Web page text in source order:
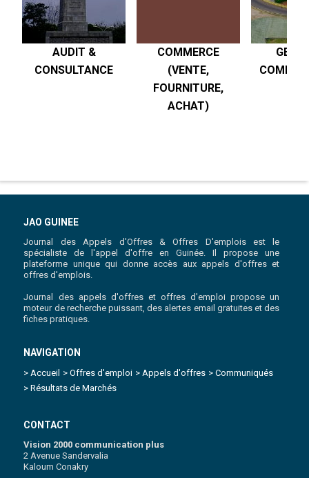
AUDIT &
CONSULTANCE
COMMERCE
(VENTE,
FOURNITURE,
ACHAT)
JAO GUINEE
Journal des Appels d'Offres & Offres D'emplois est le
spécialiste de l'appel d'offre en Guinée. Il propose une
plateforme unique qui donne accès aux appels d'offres et
offres d'emplois.
Journal des appels d'offres et offres d'emploi propose un
moteur de recherche puissant, des alertes email gratuites et des
fiches pratiques.
NAVIGATION
> Accueil > Offres d'emploi > Appels d'offres > Communiqués
> Résultats de Marchés
CONTACT
Vision 2000 communication plus
2 Avenue Sandervalia
Kaloum Conakry